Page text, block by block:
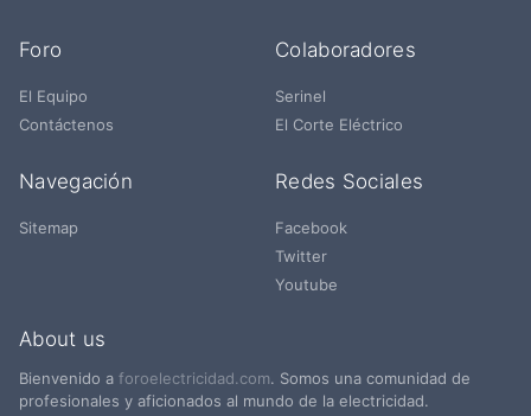
Foro
El Equipo
Contáctenos
Colaboradores
Serinel
El Corte Eléctrico
Navegación
Sitemap
Redes Sociales
Facebook
Twitter
Youtube
About us
Bienvenido a foroelectricidad.com. Somos una comunidad de
profesionales y aficionados al mundo de la electricidad.